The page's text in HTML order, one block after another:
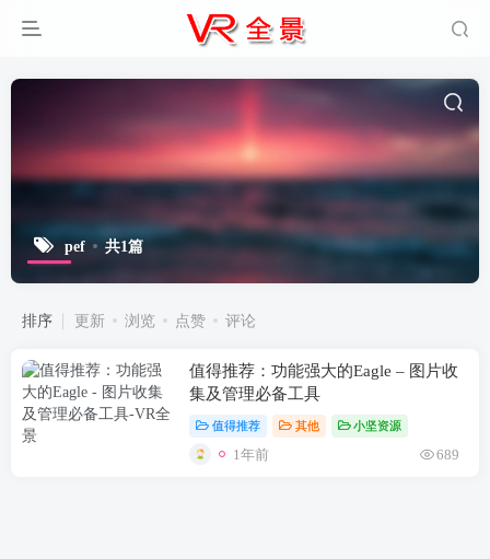
pef 共1篇
排序 更新 浏览 点赞 评论
值得推荐：功能强大的Eagle – 图片收
集及管理必备工具
值得推荐 其他 小坚资源
1年前 689